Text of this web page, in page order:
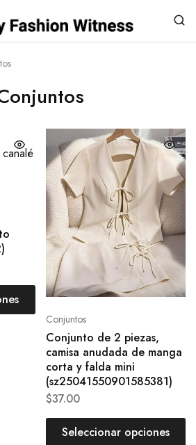
Conjuntos
Conjunto de 2 piezas,
camisa anudada de manga
corta y falda mini
(sz25041550901585381)
$37.00
Seleccionar opciones